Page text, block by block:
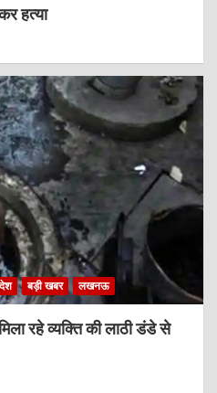
हत्या
देश बड़ी खबर लखनऊ
रहे व्यक्ति की लाठी डंडे से